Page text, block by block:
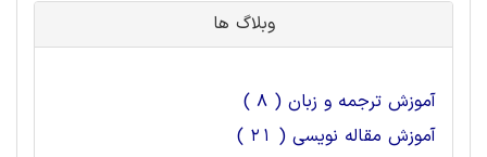
وبلاگ ها
آموزش ترجمه و زبان ( 8 )
آموزش مقاله نویسی ( 21 )